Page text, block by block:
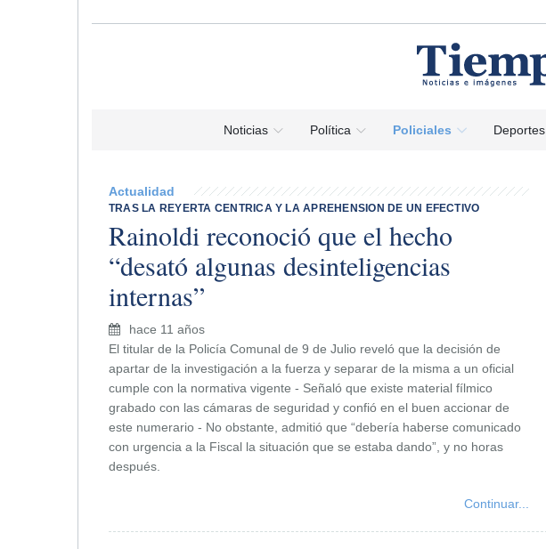
Noticias Política Policiales Deportes
Actualidad
TRAS LA REYERTA CENTRICA Y LA APREHENSION DE UN EFECTIVO
Rainoldi reconoció que el hecho
“desató algunas desinteligencias
internas”
hace 11 años
El titular de la Policía Comunal de 9 de Julio reveló que la decisión de
apartar de la investigación a la fuerza y separar de la misma a un oficial
cumple con la normativa vigente - Señaló que existe material fílmico
grabado con las cámaras de seguridad y confió en el buen accionar de
este numerario - No obstante, admitió que “debería haberse comunicado
con urgencia a la Fiscal la situación que se estaba dando”, y no horas
después.
Continuar...